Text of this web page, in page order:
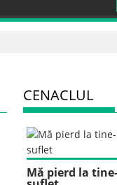
CENACLUL
Mă pierd la